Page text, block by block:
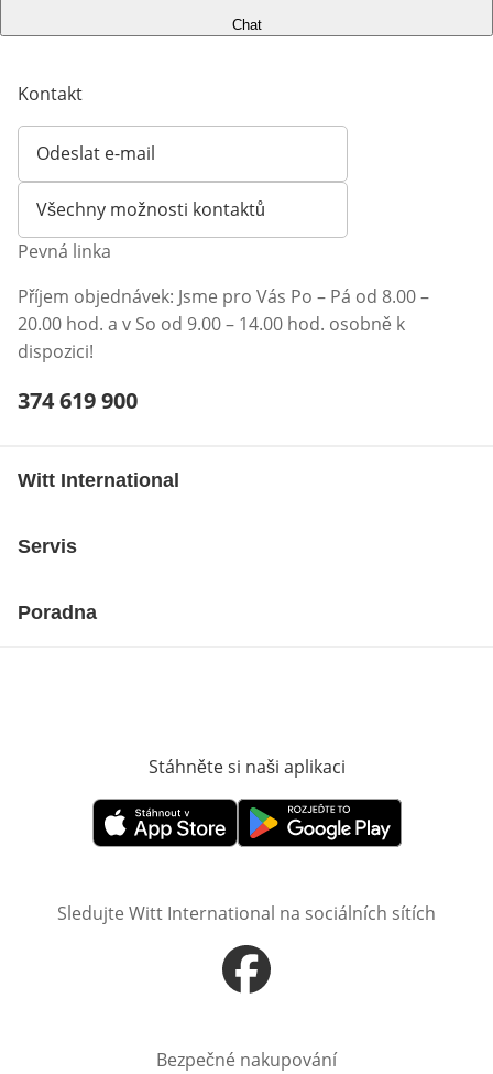
Chat
Kontakt
Odeslat e-mail
Otevírá e-mailového klienta
Všechny možnosti kontaktů
Pevná linka
Příjem objednávek: Jsme pro Vás Po – Pá od 8.00 –
20.00 hod. a v So od 9.00 – 14.00 hod. osobně k
dispozici!
Telefonní číslo:
374 619 900
Witt International
Servis
Poradna
Stáhněte si naši aplikaci
Otevře v novém okněOtevře v novém okně
Sledujte Witt International na sociálních sítích
Otevře v novém okně
Bezpečné nakupování